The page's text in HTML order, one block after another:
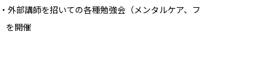
外部講師を招いての各種勉強会（メンタルケア、フ
を開催